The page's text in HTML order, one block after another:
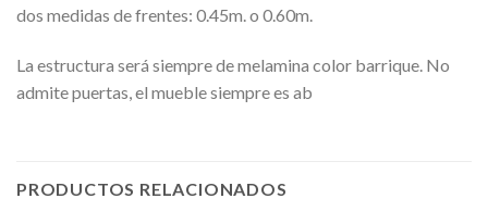
dos medidas de frentes: 0.45m. o 0.60m.
La estructura será siempre de melamina color barrique. No
admite puertas, el mueble siempre es ab
PRODUCTOS RELACIONADOS